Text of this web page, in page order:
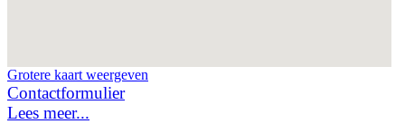
Grotere kaart weergeven
Contactformulier
Lees meer...